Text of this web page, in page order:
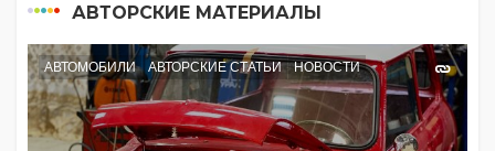
АВТОРСКИЕ МАТЕРИАЛЫ
АВТОМОБИЛИ АВТОРСКИЕ СТАТЬИ НОВОСТИ